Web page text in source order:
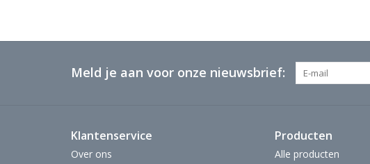
Meld je aan voor onze nieuwsbrief:
Klantenservice
Over ons
Producten
Alle producten